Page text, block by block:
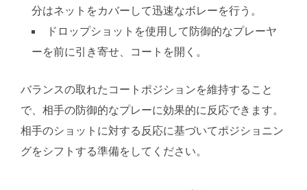
分はネットをカバーして迅速なボレーを行う。
ドロップショットを使用して防御的なプレーヤ
ーを前に引き寄せ、コートを開く。
バランスの取れたコートポジションを維持すること
で、相手の防御的なプレーに効果的に反応できます。
相手のショットに対する反応に基づいてポジショニン
グをシフトする準備をしてください。